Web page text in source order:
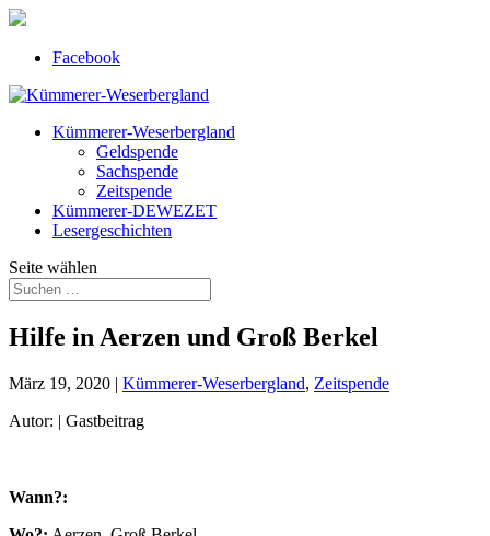
Facebook
Kümmerer-Weserbergland
Geldspende
Sachspende
Zeitspende
Kümmerer-DEWEZET
Lesergeschichten
Seite wählen
Hilfe in Aerzen und Groß Berkel
März 19, 2020 | Kümmerer-Weserbergland, Zeitspende
Autor: | Gastbeitrag
Wann?: